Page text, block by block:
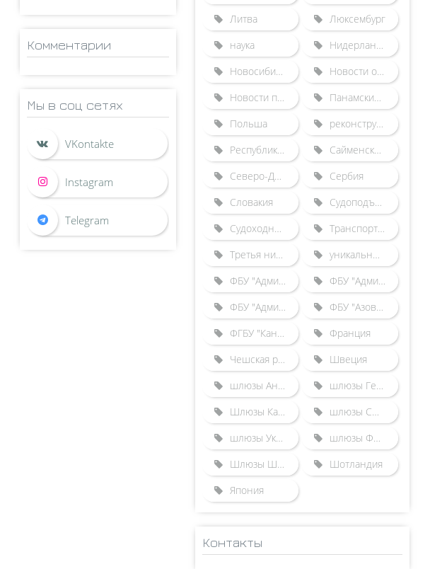
Комментарии
Мы в соц сетях
Литва
Люксембург
наука
Нидерланды
Новосибирский шлюз
Новости отрасли
Новости по зарубежным шлюзам
Панамский канал
Польша
реконструкция Городецкого гидроузла
Республика Беларусь
Сайменский канал
Северо-Двинская шлюзованная система
Сербия
Словакия
Судоподъемники
Судоходные каналы
Транспортные происшествия
Третья нитка Городецкого шлюза
уникальные гидротехнические сооружения
ФБУ "Администрация "Волго-Балт"
ФБУ "Администрация "Волго-Дон"
ФБУ "Администрация "Камводпуть"
ФБУ "Азово-Донская бассейновая администрация"
ФГБУ "Канал имени Москвы"
Франция
Чешская республика
Швеция
шлюзы Англии
шлюзы Германии
Шлюзы Казахстана
шлюзы США
шлюзы Украины
шлюзы Франции
Шлюзы Швейцарии
Шотландия
Япония
Контакты